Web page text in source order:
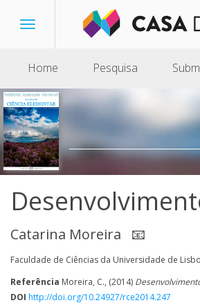
Toggle
Home Pesquisa
Catarina Moreira 📧
Faculdade de Ciências da Universidade de
Referência Moreira, C., (2014)
DOI http://doi.org/10.24927/rce2014.247